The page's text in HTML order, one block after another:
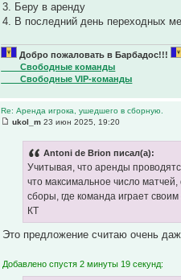
3. Беру в аренду
4. В последний день переходных
Добро пожаловать в Барбадос!!!
____Свободные команды
____Свободные VIP-команды
Re: Аренда игрока, ушедшего в сборную.
ukol_m 23 июн 2025, 19:20
Antoni de Brion писал(а):
Учитывая, что аренды
что максимальное число
сборы, где команда играет
КТ
Это предложение считаю очень
Добавлено спустя 2 минуты 19 секунд: